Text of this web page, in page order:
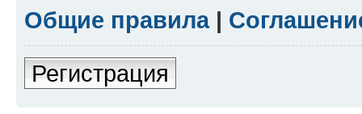
Общие правила|
Регистрация